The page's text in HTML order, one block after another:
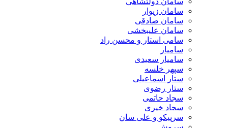
سامان زیوار
سامان صادقی
سامان علیبخشی
سامی استار و محسن راد
سامیار
سامیار سعیدی
سپهر خلسه
ستار اسماعیلی
ستار رضوی
سجاد حاتمی
سجاد خیری
سرپیکو و علی سان